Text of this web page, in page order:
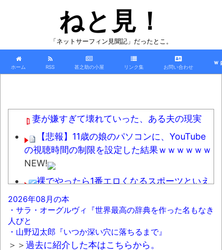
ねと見！
「ネットサーフィン見聞記」だったとこ。
ホーム RSS 甚之助の小屋 リンク集 お問い合わせ
ｗ
妻が嫌すぎて壊れていった、ある夫の現実
【悲報】11歳の娘のパソコンに、YouTube
の視聴時間の制限を設定した結果ｗｗｗｗｗｗ
NEW!
裸でやったら1番エロくなるスポーツといえ
ばｗｗｗ NEW!
「これで11万取られたの!?」あるX民が玄関
ドアノブの修理を頼んだら…とんでもない事に
なった
NEW!
2026年08月の本
・サラ・オーグルヴィ『世界最高の辞典を作った名もなき
人びと
・山野辺太郎『いつか深い穴に落ちるまで』
＞＞過去に紹介した本はこちらから。